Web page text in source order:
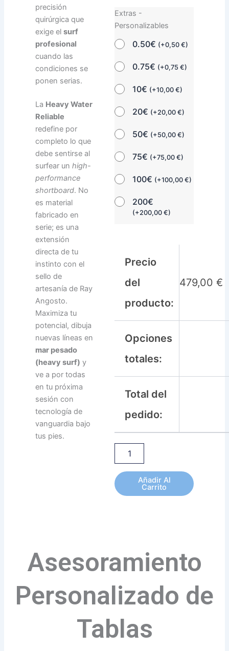
Extras -
Personalizables
0.50€ (+0,50€)
0.75€ (+0,75€)
10€ (+10,00€)
20€ (+20,00€)
50€ (+50,00€)
75€ (+75,00€)
100€ (+100,00€)
200€
(+200,00€)
Precio
del
producto:
479,00€
Opciones
totales:
Total del
pedido:
Añadir Al
Carrito
precisión
quirúrgica que
exige elsurf
profesional
cuando las
condiciones se
ponen serias.
La Heavy Water
Reliable
redefine por
completo lo que
debe sentirse al
surfear unhigh-
performance
shortboard. No
es material
fabricado en
serie; es una
extensión
directa de tu
instinto con el
sello de
artesanía de Ray
Angosto.
Maximiza tu
potencial, dibuja
nuevas líneas en
mar pesado
(heavy surf) y
ve a por todas
en tu próxima
sesión con
tecnología de
vanguardia bajo
tus pies.
Asesoramiento
Personalizado de
Tablas